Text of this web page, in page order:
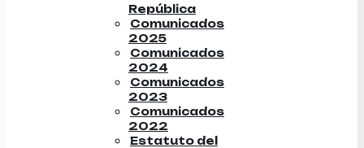
República
Comunicados
2025
Comunicados
2024
Comunicados
2023
Comunicados
2022
Estatuto del